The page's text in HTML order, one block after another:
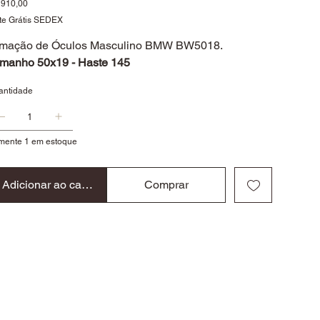
910,00
Grátis SEDEX
de Óculos Masculino BMW BW5018.
50x19 - Haste 145
1 em estoque
Adicionar ao carrinho Comprar